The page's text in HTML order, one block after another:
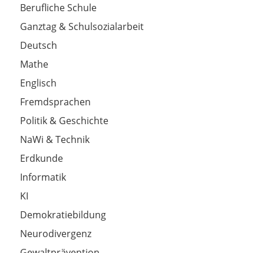
Berufliche Schule
Ganztag & Schulsozialarbeit
Deutsch
Mathe
Englisch
Fremdsprachen
Politik & Geschichte
NaWi & Technik
Erdkunde
Informatik
KI
Demokratiebildung
Neurodivergenz